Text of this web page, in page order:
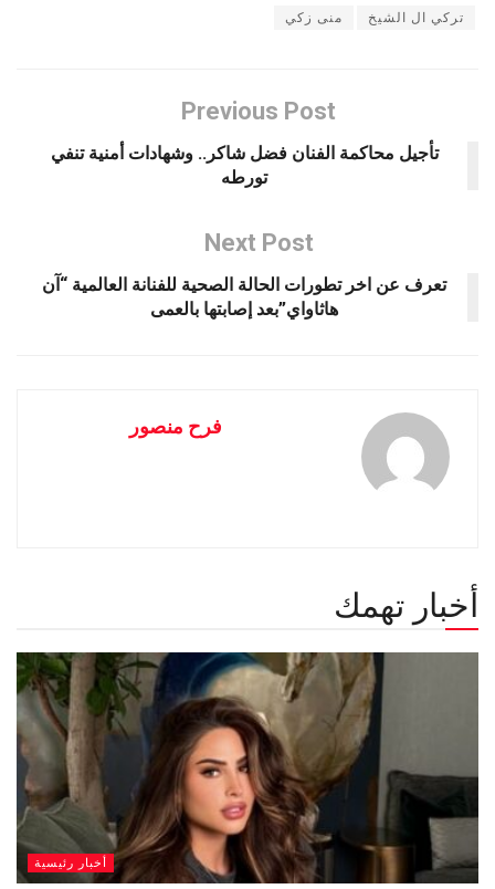
تركي ال الشيخ منى زكي
Previous Post
تأجيل محاكمة الفنان فضل شاكر.. وشهادات أمنية تنفي
تورطه
Next Post
تعرف عن اخر تطورات الحالة الصحية للفنانة العالمية “آن
هاثاواي”بعد إصابتها بالعمى
فرح منصور
أخبار تهمك
أخبار رئيسية